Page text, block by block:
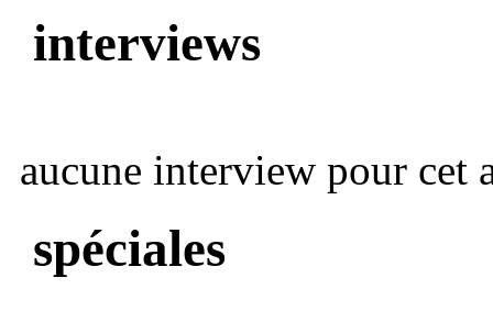
interviews
aucune interview pour cet
spéciales